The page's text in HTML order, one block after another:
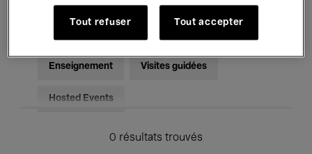
Enseignement Visites guidées
Hosted Events
0 résultats trouvés
Tout refuser Tout accepter